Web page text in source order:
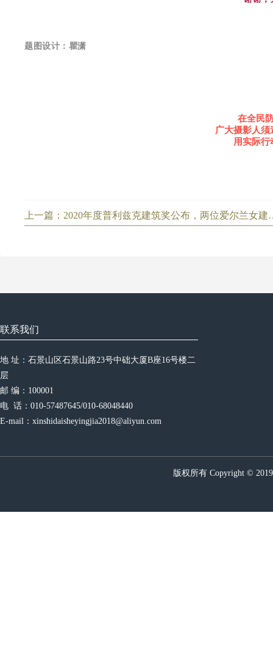
题图设计：瞿潇
在全民
广大摄影人须
用实际行
上一篇：2020年度
联系我们
地 址：石景山区石景山路23号中础大厦B座16号楼二
层
邮 编：100001
电  话：010-57487645/010-68048440
E-mail：xinshidaisheyingjia2018@aliyun.com
版权所有 Copyright ©